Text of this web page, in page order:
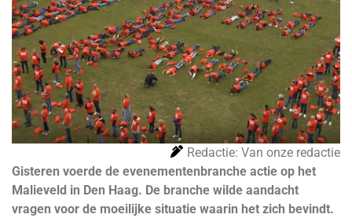
Redactie: Van onze redactie
Gisteren voerde de evenementenbranche actie op het
Malieveld in Den Haag. De branche wilde aandacht
vragen voor de moeilijke situatie waarin het zich bevindt.